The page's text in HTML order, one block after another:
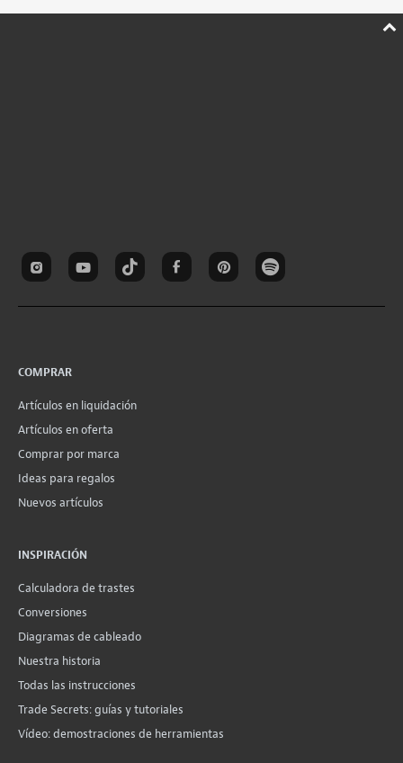
COMPRAR
Artículos en liquidación
Artículos en oferta
Comprar por marca
Ideas para regalos
Nuevos artículos
INSPIRACIÓN
Calculadora de trastes
Conversiones
Diagramas de cableado
Nuestra historia
Todas las instrucciones
Trade Secrets: guías y tutoriales
Vídeo: demostraciones de herramientas